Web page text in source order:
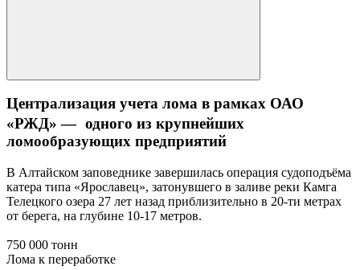
Централизация учета лома в рамках ОАО
«РЖД» — одного из крупнейших
ломообразующих предприятий
В Алтайском заповеднике завершилась операция судоподъёма
катера типа «Ярославец», затонувшего в заливе реки Камга
Телецкого озера 27 лет назад приблизительно в 20-ти метрах
от берега, на глубине 10-17 метров.
750 000 тонн
Лома к переработке